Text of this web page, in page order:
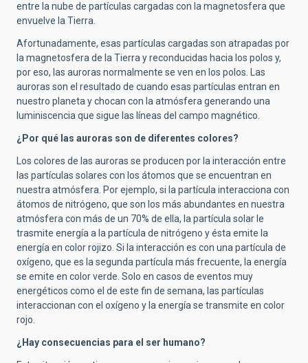
entre la nube de partículas cargadas con la magnetosfera que
envuelve la Tierra.
Afortunadamente, esas partículas cargadas son atrapadas por
la magnetosfera de la Tierra y reconducidas hacia los polos y,
por eso, las auroras normalmente se ven en los polos. Las
auroras son el resultado de cuando esas partículas entran en
nuestro planeta y chocan con la atmósfera generando una
luminiscencia que sigue las líneas del campo magnético.
¿Por qué las auroras son de diferentes colores?
Los colores de las auroras se producen por la interacción entre
las partículas solares con los átomos que se encuentran en
nuestra atmósfera. Por ejemplo, si la partícula interacciona con
átomos de nitrógeno, que son los más abundantes en nuestra
atmósfera con más de un 70% de ella, la partícula solar le
trasmite energía a la partícula de nitrógeno y ésta emite la
energía en color rojizo. Si la interacción es con una partícula de
oxígeno, que es la segunda partícula más frecuente, la energía
se emite en color verde. Solo en casos de eventos muy
energéticos como el de este fin de semana, las partículas
interaccionan con el oxígeno y la energía se transmite en color
rojo.
¿Hay consecuencias para el ser humano?